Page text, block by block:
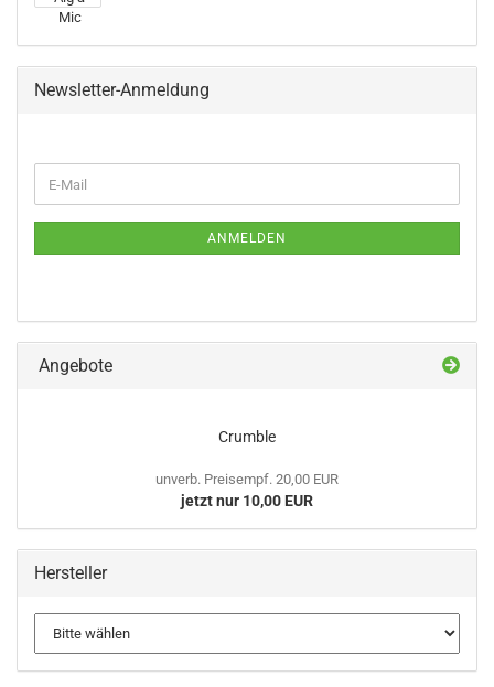
Newsletter-Anmeldung
ZUR
E-
Mail
ANMELDEN
Angebote
Crumble
unverb. Preisempf. 20,00 EUR
jetzt nur 10,00 EUR
Hersteller